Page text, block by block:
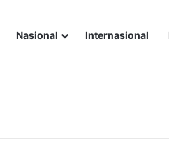
Nasional Internasional